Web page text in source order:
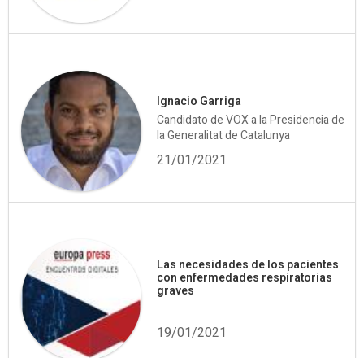
Ignacio Garriga
Candidato de VOX a la Presidencia de
la Generalitat de Catalunya
21/01/2021
Las necesidades de los pacientes
con enfermedades respiratorias
graves
19/01/2021